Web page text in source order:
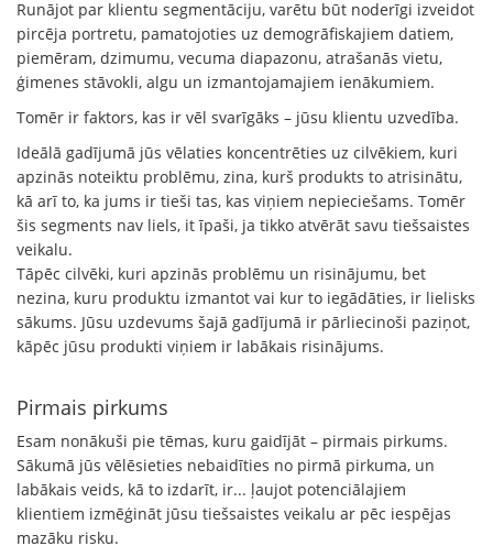
Runājot par klientu segmentāciju, varētu būt noderīgi izveidot
pircēja portretu, pamatojoties uz demogrāfiskajiem datiem,
piemēram, dzimumu, vecuma diapazonu, atrašanās vietu,
ģimenes stāvokli, algu un izmantojamajiem ienākumiem.
Tomēr ir faktors, kas ir vēl svarīgāks – jūsu klientu uzvedība.
Ideālā gadījumā jūs vēlaties koncentrēties uz cilvēkiem, kuri
apzinās noteiktu problēmu, zina, kurš produkts to atrisinātu,
kā arī to, ka jums ir tieši tas, kas viņiem nepieciešams. Tomēr
šis segments nav liels, it īpaši, ja tikko atvērāt savu tiešsaistes
veikalu.
Tāpēc cilvēki, kuri apzinās problēmu un risinājumu, bet
nezina, kuru produktu izmantot vai kur to iegādāties, ir lielisks
sākums. Jūsu uzdevums šajā gadījumā ir pārliecinoši paziņot,
kāpēc jūsu produkti viņiem ir labākais risinājums.
Pirmais pirkums
Esam nonākuši pie tēmas, kuru gaidījāt – pirmais pirkums.
Sākumā jūs vēlēsieties nebaidīties no pirmā pirkuma, un
labākais veids, kā to izdarīt, ir... ļaujot potenciālajiem
klientiem izmēģināt jūsu tiešsaistes veikalu ar pēc iespējas
mazāku risku.